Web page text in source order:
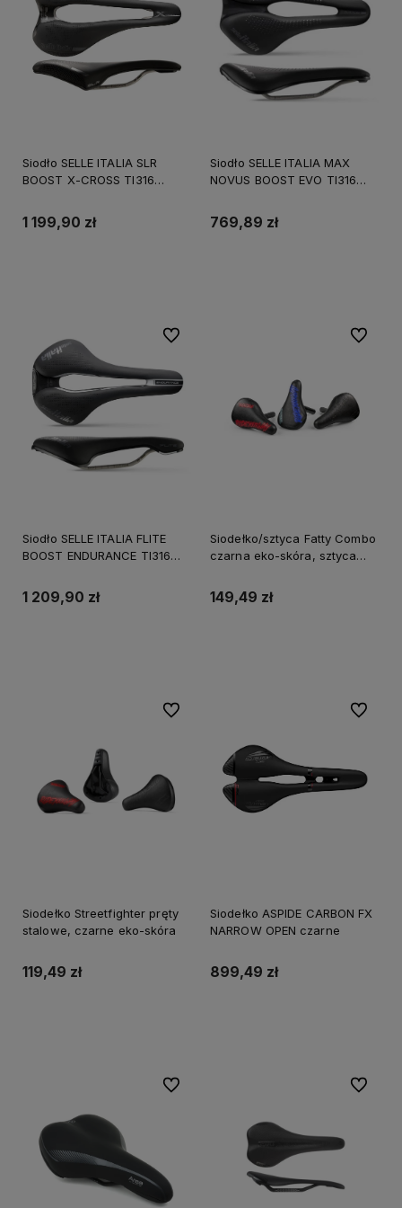
Siodło SELLE ITALIA SLR
BOOST X-CROSS TI316
TI 316 Rail, Fibra-Tek, 195g
1 199,90 zł
Siodło SELLE ITALIA MAX
NOVUS BOOST EVO TI316
L3), TI 316 Rail, Fibra-Tek,
Light Gel, 228g (NEW)
769,89 zł
Siodło SELLE ITALIA FLITE
BOOST ENDURANCE TI316
TI 316 Rail, Fibra-Tek, 232g
1 209,90 zł
Do ulubionych
Siodełko/sztyca Fatty Combo
czarna eko-skóra, sztyca
149,49 zł
Do
Siodełko Streetfighter pręty
stalowe, czarne eko-skóra
119,49 zł
Do ulubionych
Siodełko ASPIDE CARBON FX
NARROW OPEN czarne
899,49 zł
Do
Do ulubionych Do